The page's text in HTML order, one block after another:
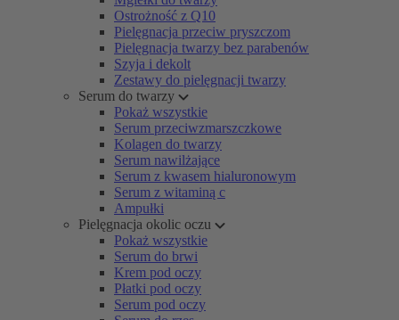
Ostrożność z Q10
Pielęgnacja przeciw pryszczom
Pielęgnacja twarzy bez parabenów
Szyja i dekolt
Zestawy do pielęgnacji twarzy
Serum do twarzy
Pokaż wszystkie
Serum przeciwzmarszczkowe
Kolagen do twarzy
Serum nawilżające
Serum z kwasem hialuronowym
Serum z witaminą c
Ampułki
Pielęgnacja okolic oczu
Pokaż wszystkie
Serum do brwi
Krem pod oczy
Płatki pod oczy
Serum pod oczy